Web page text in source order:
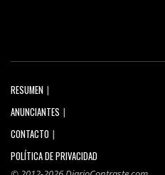
RESUMEN
ANUNCIANTES
CONTACTO
POLÍTICA DE PRIVACIDAD